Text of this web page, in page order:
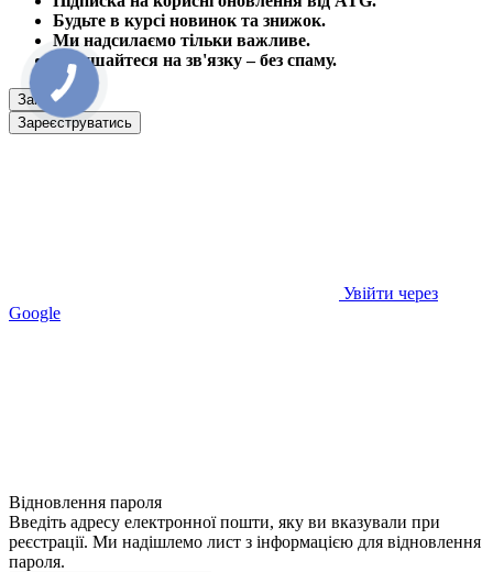
Будьте в курсі новинок та знижок.
Ми надсилаємо тільки важливе.
Залишайтеся на зв'язку – без спаму.
Закрити
Зареєструватись
Увійти через
Google
Відновлення пароля
Введіть адресу електронної пошти, яку ви вказували при
реєстрації. Ми надішлемо лист з інформацією для відновлення
пароля.